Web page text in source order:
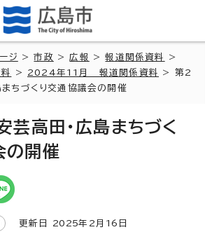
ジ >市政 >広報 >報道関係資料
>
> 2024年11月 報道関係資料
> 第2
まちづくり交通協議会の開催
芸高田・広島まちづく
の開催
更新日 2025年2月 16 日